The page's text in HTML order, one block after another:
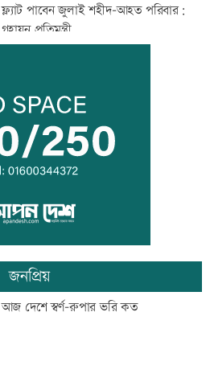
ফ্ল্যাট পাবেন জুলাই শহীদ-আহত পরিবার:
গৃহায়ন প্রতিমন্ত্রী
প্রস্তুতি ম্যাচে অপ্রস্তুত বাংলাদেশ
ফেনীর বন্ধ গ্যাসক্ষেত্র চালুর উদ্যোগ নেই,
হতাশ এলাকাবাসী
দেশের বিরুদ্ধে একটি দল চক্রান্ত করছে :
রিজভী
জনপ্রিয়
আজ দেশে স্বর্ণ-রুপার ভরি কত